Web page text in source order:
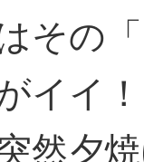
その
イイ
然夕